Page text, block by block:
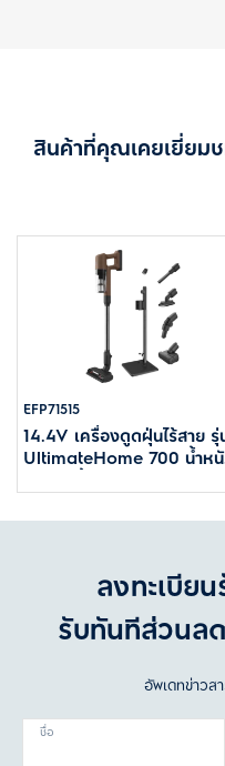
สินค้าที่คุณเคยเยี่ยม
EFP71515
14.4V เครื่องดูดฝุ่นไร้สาย รุ่
UltimateHome 700 น้ำห
ลงทะเบีย
รับทันทีส่วนล
อัพเดทข่าวส
ชื่อ